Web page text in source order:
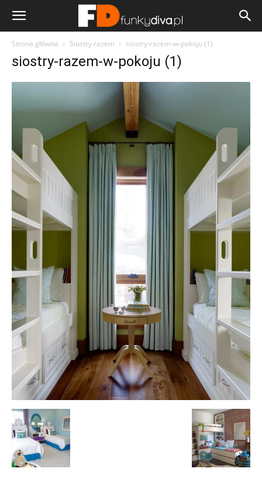
Strona główna Siostry razem siostry-razem-w-pokoju (1)
siostry-razem-w-pokoju (1)